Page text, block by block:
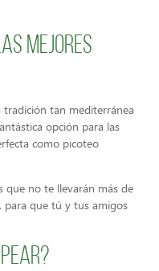
mejores
tradición tan mediterránea
opción para las
como picoteo
que no te llevarán más de
para que tú y tus amigos